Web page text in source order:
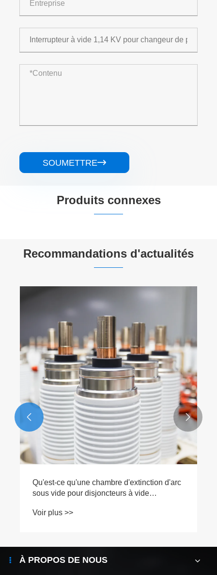
SOUMETTRE
Produits connexes
Recommandations d'actualités
Qu'est-ce qu'une chambre d'extinction d'arc
sous vide pour disjoncteurs à vide
Voir plus >>
 
À PROPOS DE NOUS